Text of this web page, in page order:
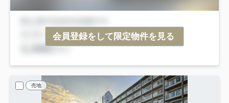
会員登録をして限定物件を見る
売地